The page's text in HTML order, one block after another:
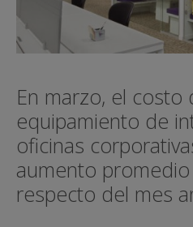
En marzo, el
equipamiento de
oficinas
aumento
respecto del mes